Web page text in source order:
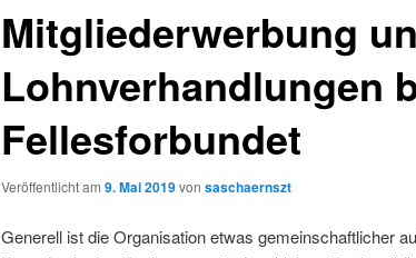
Mitgliederwerbung
Lohnverhandlungen
Fellesforbundet
Veröffentlicht am 9. Mai 2019von saschaernszt
Generell ist die Organisation etwas gemeinschaftlicher